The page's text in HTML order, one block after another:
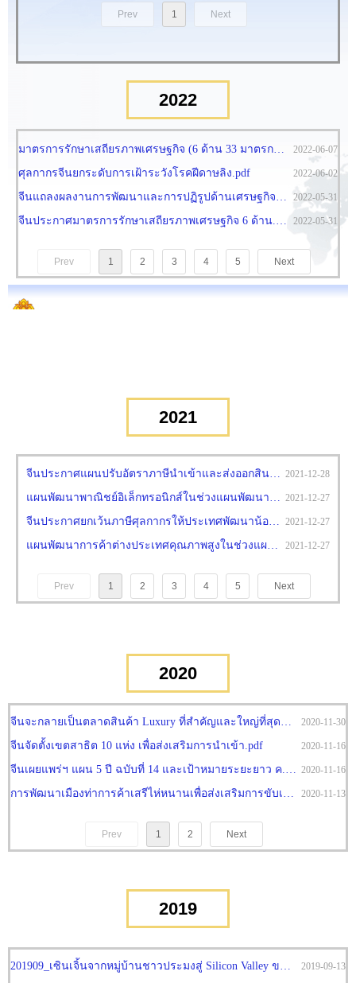
2022
2022-06-07
มาตรการรักษาเสถียรภาพเศรษฐกิจ (6 ด้าน 33 มาตรการ) ของจีน.pdf
2022-06-02
ศุลกากรจีนยกระดับการเฝ้าระวังโรคฝีดาษลิง.pdf
2022-05-31
จีนแถลงผลงานการพัฒนาและการปฏิรูปด้านเศรษฐกิจในช่วงปี 2555 - 2565.pdf
2022-05-31
จีนประกาศมาตรการรักษาเสถียรภาพเศรษฐกิจ 6 ด้าน.pdf
Prev 1 2 3 4 5 Next
2021
2021-12-28
จีนประกาศแผนปรับอัตราภาษีนำเข้าและส่งออกสินค้าปี 2565.pdf
2021-12-27
แผนพัฒนาพาณิชย์อิเล็กทรอนิกส์ในช่วงแผนพัฒนาประเทศ 5 ปี ฉบับที่ 14 ของจีน.pdf
2021-12-27
จีนประกาศยกเว้นภาษีศุลกากรให้ประเทศพัฒนาน้อยที่สุดในปี 2565.pdf
2021-12-27
แผนพัฒนาการค้าต่างประเทศคุณภาพสูงในช่วงแผนพัฒนาประเทศ 5 ปี ฉบับที่ 14 ของจีน.pdf
Prev 1 2 3 4 5 Next
Prev 1 Next
2020
2020-11-30
จีนจะกลายเป็นตลาดสินค้า Luxury ที่สำคัญและใหญ่ที่สุดภายในปี ค.ศ. 2025.pdf
2020-11-16
จีนจัดตั้งเขตสาธิต 10 แห่ง เพื่อส่งเสริมการนำเข้า.pdf
2020-11-16
จีนเผยแพร่ฯ แผน 5 ปี ฉบับที่ 14 และเป้าหมายระยะยาว ค.ศ. 2035.pdf
2020-11-13
การพัฒนาเมืองท่าการค้าเสรีไห่หนานเพื่อส่งเสริมการขับเคลื่อนการเติบโตทางเศรษฐกิจของจีน.pdf
Prev 1 2 Next
2019
2019-09-13
201909_เซินเจิ้นจากหมู่บ้านชาวประมงสู่ Silicon Valley ของจีน.pdf